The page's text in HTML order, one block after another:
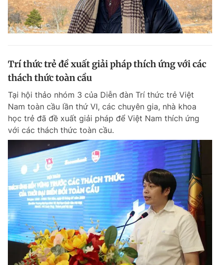
Trí thức trẻ đề xuất giải pháp thích ứng với các
thách thức toàn cầu
Tại hội thảo nhóm 3 của Diễn đàn Trí thức trẻ Việt
Nam toàn cầu lần thứ VI, các chuyên gia, nhà khoa
học trẻ đã đề xuất giải pháp để Việt Nam thích ứng
với các thách thức toàn cầu.